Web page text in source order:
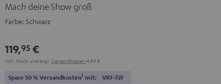
Mach deine Show groß
Farbe: Schwarz
119,95 €
Inkl. MwSt und zzgl. Versandkosten 4,99 €
Spare 50 % Versandkosten1 mit: VKF-72F